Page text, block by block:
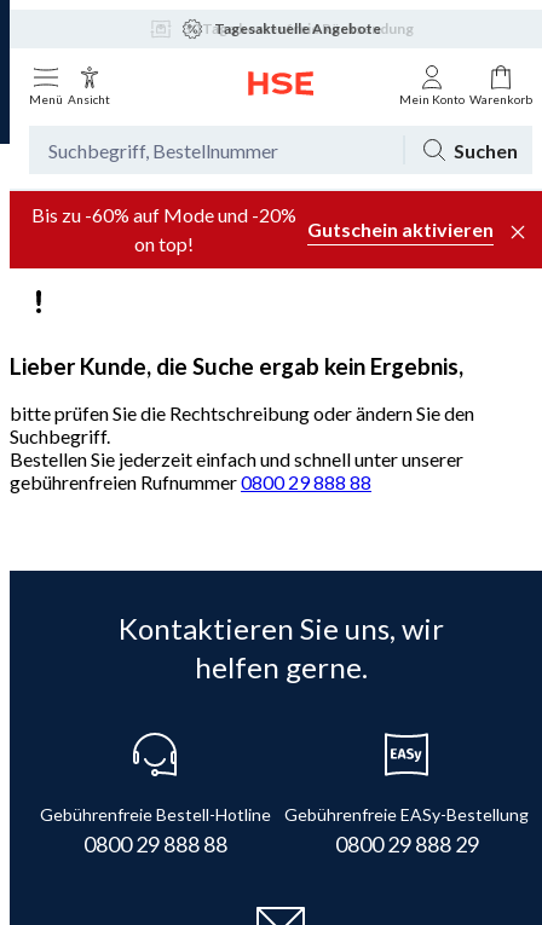
Tagesaktuelle Angebote
Menü Ansicht Mein Konto Warenkorb
Suchen
Bis zu -60% auf Mode und -20%
on top!
Gutschein aktivieren
Lieber Kunde, die Suche ergab kein Ergebnis,
bitte prüfen Sie die Rechtschreibung oder ändern Sie den
Suchbegriff.
Bestellen Sie jederzeit einfach und schnell unter unserer
gebührenfreien Rufnummer0800 29 888 88
Kontaktieren Sie uns, wir
helfen gerne.
Gebührenfreie Bestell-Hotline
0800 29 888 88
Gebührenfreie EASy-Bestellung
0800 29 888 29